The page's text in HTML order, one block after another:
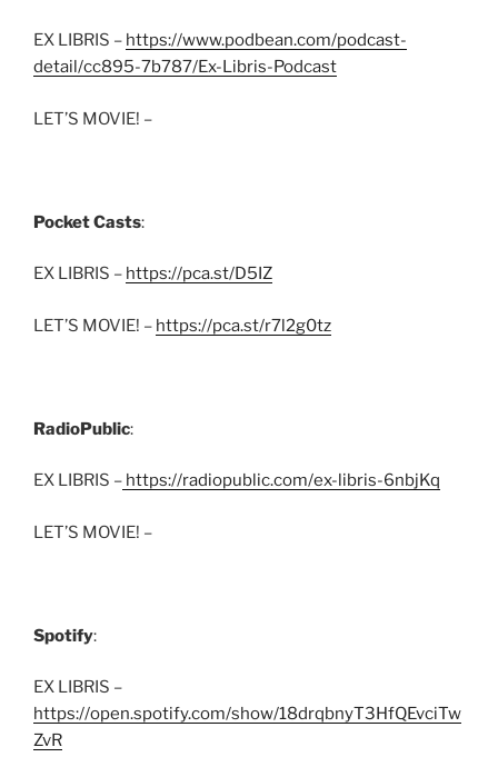
EX LIBRIS – https://www.podbean.com/podcast-
detail/cc895-7b787/Ex-Libris-Podcast
LET’S MOVIE! –
Pocket Casts:
EX LIBRIS – https://pca.st/D5IZ
LET’S MOVIE! – https://pca.st/r7l2g0tz
RadioPublic:
EX LIBRIS – https://radiopublic.com/ex-libris-6nbjKq
LET’S MOVIE! –
Spotify:
EX LIBRIS –
https://open.spotify.com/show/18drqbnyT3HfQEvciTw
ZvR